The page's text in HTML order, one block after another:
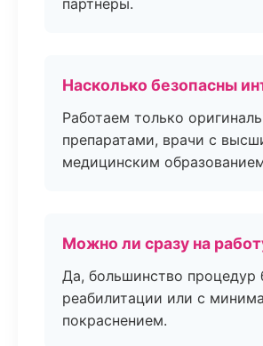
партнёры.
Насколько безопасны
Работаем только
препаратами, врачи с
медицинским
Можно ли сразу на
Да, большинство процедур
реабилитации или с
покраснением.